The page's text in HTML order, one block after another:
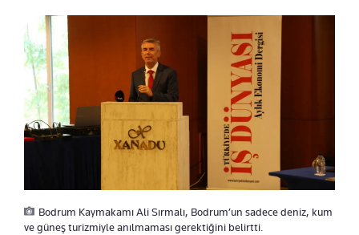
Bodrum Kaymakamı Ali Sırmalı, Bodrum’un sadece deniz, kum
ve güneş turizmiyle anılmaması gerektiğini belirtti.